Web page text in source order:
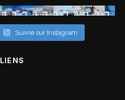
Suivre sur Instagram
LIENS